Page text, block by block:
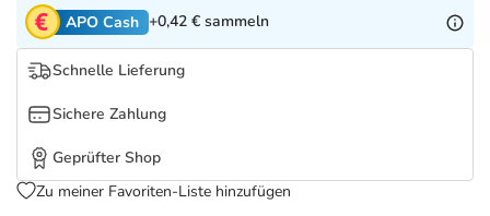
Tierapotheke
Vitamine & Mineralstoffe
Marken
Salus Deals
APO Cash +0,42 € sammeln
Schnelle Lieferung
Sichere Zahlung
Geprüfter Shop
Zu meiner Favoriten-Liste hinzufügen